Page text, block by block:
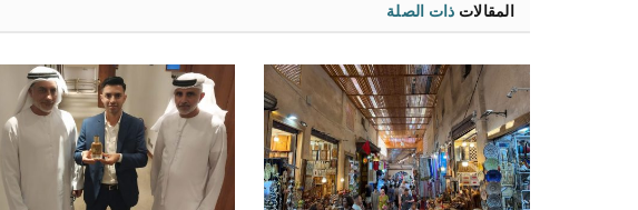
المقالات ذات الصلة